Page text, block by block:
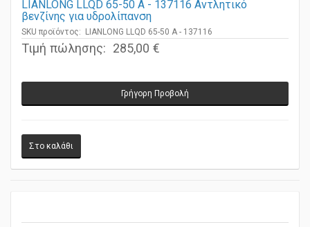
LIANLONG LLQD 65-50 A - 137116 Αντλητικό
βενζίνης για υδρολίπανση
SKU προϊόντος: LIANLONG LLQD 65-50 A - 137116
Τιμή πώλησης: 285,00 €